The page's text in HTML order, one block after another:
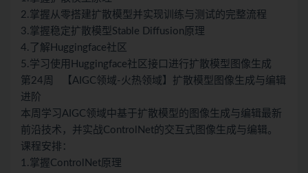
2.掌握从零搭建扩散模型并实现训练与测试的完整流程
3.掌握稳定扩散模型Stable Diffusion原理
4.了解Huggingface社区
5.学习使用Huggingface社区接口进行扩散模型图像生成
第24周 【AIGC领域-火热领域】扩散模型图像生成与编辑
进阶
本周学习AIGC领域中基于扩散模型的图像生成与编辑最新
前沿技术，并实战ControlNet的交互式图像生成与编辑。
课程安排：
1.掌握ControlNet原理